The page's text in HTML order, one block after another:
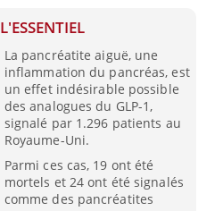
L'ESSENTIEL
La pancréatite aiguë, une
inflammation du pancréas, est
un effet indésirable possible
des analogues du GLP-1,
signalé par 1.296 patients au
Royaume-Uni.
Parmi ces cas, 19 ont été
mortels et 24 ont été signalés
comme des pancréatites